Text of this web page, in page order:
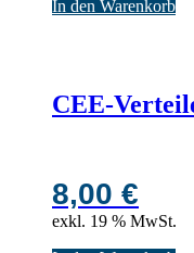
In den Warenkorb
CEE-
8,00 €
exkl. 19 % MwSt.